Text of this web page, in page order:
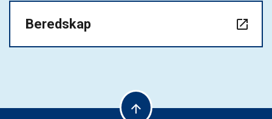
Beredskap launch
arrow_upward